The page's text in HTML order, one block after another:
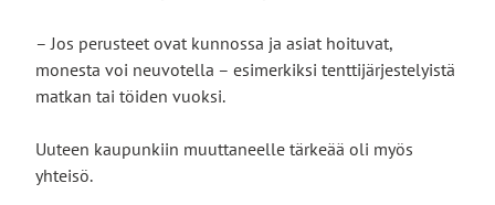
– Jos perusteet ovat kunnossa ja asiat hoituvat,
monesta voi neuvotella – esimerkiksi tenttijärjestelyistä
matkan tai töiden vuoksi.
Uuteen kaupunkiin muuttaneelle tärkeää oli myös
yhteisö.